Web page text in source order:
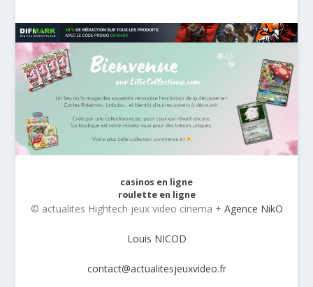
casinos en ligne
roulette en ligne
© actualites Hightech jeux video cinema + Agence NikO
Louis NICOD
contact@actualitesjeuxvideo.fr